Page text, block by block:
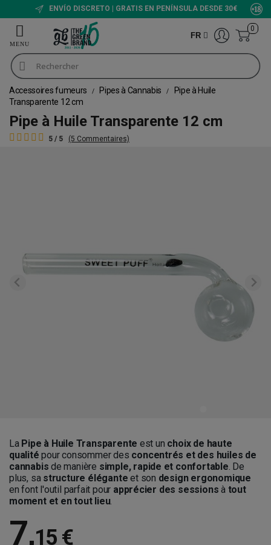
ENVÍO DISCRETO | GRATIS EN PENÍNSULA DESDE 30€
FR
0
Accessoires fumeurs Pipes à Cannabis
Pipe à Huile
Transparente 12 cm
Pipe à Huile Transparente 12 cm
5 / 5 (5 Commentaires)
La Pipe à Huile Transparente est un choix de haute
qualité pour consommer des concentrés et des huiles de
cannabis de manière simple, rapide et confortable. De
plus, sa structure élégante et son design ergonomique
en font l'outil parfait pour apprécier des sessions à tout
moment et en tout lieu.
7,15 €